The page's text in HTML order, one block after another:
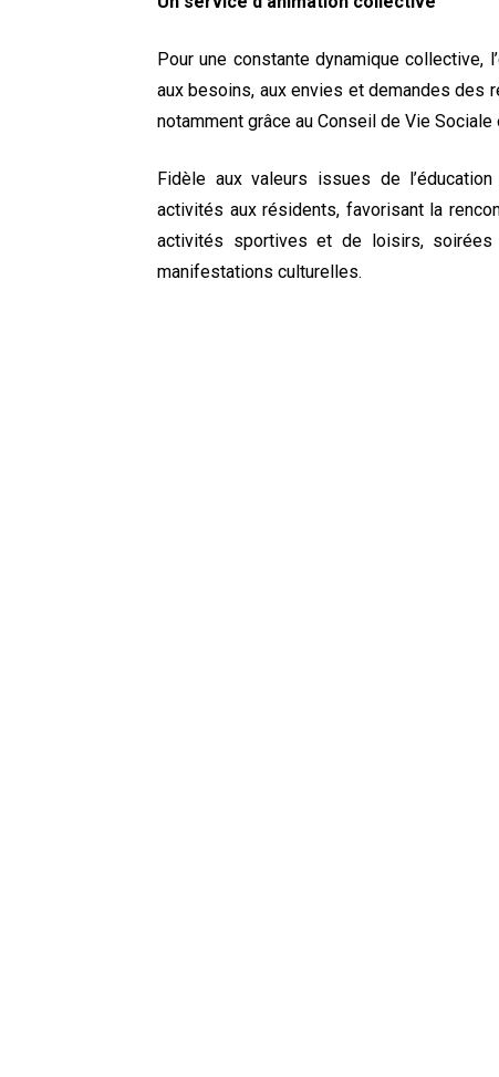
Pour une constante dynamique collective,
aux besoins, aux envies et demandes des
notamment grâce au Conseil de Vie
Fidèle aux valeurs issues de
activités aux résidents, favorisant la
activités sportives et de loisirs, soirées
manifestations culturelles.